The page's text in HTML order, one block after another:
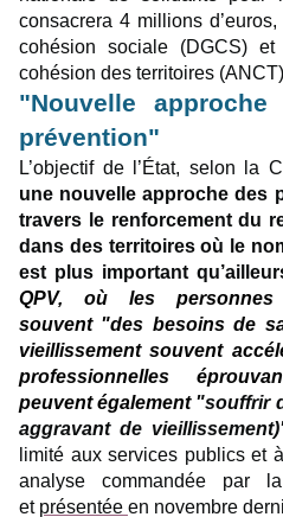
consacrera 4 millions
cohésion sociale (DGCS)
cohésion des territoires
"Nouvelle
prévention"
L’objectif de l’État, selon la
une nouvelle approche des
travers le renforcement du
dans des territoires où le
est plus important
QPV, où les
souvent "des besoins de
vieillissement souvent
professionnelles
peuvent également "souffrir
aggravant de
limité aux services publics et
analyse commandée par
et présentée en novembre